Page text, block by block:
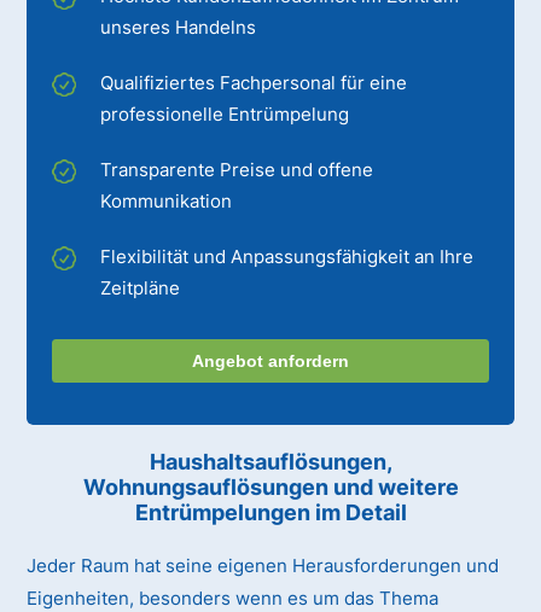
unseres Handelns
Qualifiziertes Fachpersonal für eine
professionelle Entrümpelung
Transparente Preise und offene
Kommunikation
Flexibilität und Anpassungsfähigkeit an Ihre
Zeitpläne
Angebot anfordern
Haushaltsauflösungen,
Wohnungsauflösungen und weitere
Entrümpelungen im Detail
Jeder Raum hat seine eigenen Herausforderungen und
Eigenheiten, besonders wenn es um das Thema